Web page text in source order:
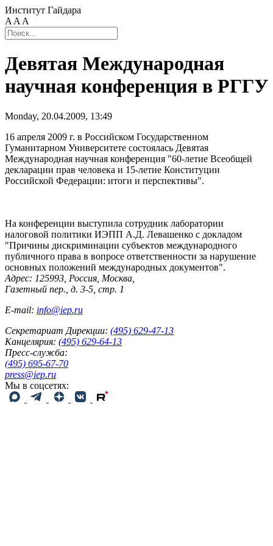
Институт Гайдара
A A A
Девятая Международная
научная конференция в РГГУ
Monday, 20.04.2009, 13:49
16 апреля 2009 г. в Российском Государственном
Гуманитарном Университете состоялась Девятая
Международная научная конференция "60-летие Всеобщей
декларации прав человека и 15-летие Конституции
Российской Федерации: итоги и перспективы".
На конференции выступила сотрудник лаборатории
налоговой политики ИЭПП А.Д. Левашенко с докладом
"Причины дискриминации субъектов международного
публичного права в вопросе ответственности за нарушение
основных положений международных документов".
Адрес: 125993, Россия, Москва,
Газетный пер., д. 3-5, стр. 1
E-mail: info@iep.ru
Секретариат Дирекции: (495) 629-47-13
Канцелярия: (495) 629-64-13
Пресс-служба:
(495) 695-67-70
press@iep.ru
Мы в соцсетях: